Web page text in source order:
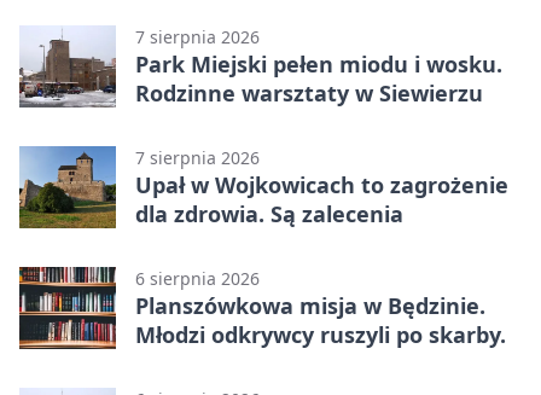
7 sierpnia 2026
Park Miejski pełen miodu i wosku.
Rodzinne warsztaty w Siewierzu
7 sierpnia 2026
Upał w Wojkowicach to zagrożenie
dla zdrowia. Są zalecenia
6 sierpnia 2026
Planszówkowa misja w Będzinie.
Młodzi odkrywcy ruszyli po skarby.